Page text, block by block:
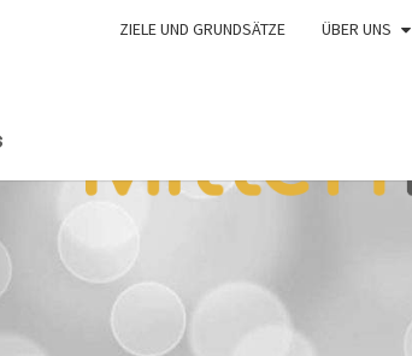
ZIELE UND GRUNDSÄTZE ÜBER UNS